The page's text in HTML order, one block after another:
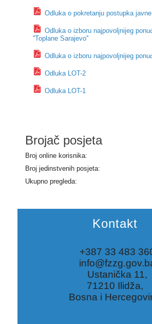
Odluka o pokretanju postupka
Odluka o izboru najpovoljnijeg
''Toplane Sarajevo''
Odluka o izboru najpovoljnijeg
Odluka LOT-2
Odluka LOT-1
Brojač posjeta
Broj online korisnika:
Broj jedinstvenih posjeta:
Ukupno pregleda:
Kontakt
+387 33 483
Ustanička 11,
71210 Ilidža,
Bosna i